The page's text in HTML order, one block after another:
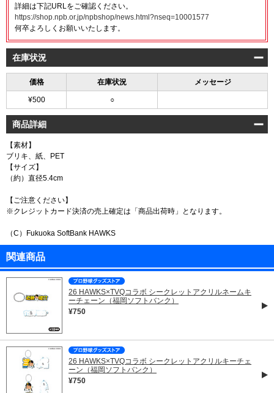
詳細は下記URLをご確認ください。
https://shop.npb.or.jp/npbshop/news.html?nseq=10001577
何卒よろしくお願いいたします。
在庫状況
価格 在庫状況 メッセージ
¥500 ○
商品詳細
【素材】
ブリキ、紙、PET
【サイズ】
（約）直径5.4cm
【ご注意ください】
※クレジットカード決済の売上確定は「商品出荷時」となります。
（C）Fukuoka SoftBank HAWKS
関連商品
26 HAWKS×TVQコラボ シークレットアクリルネームキ
ーチェーン（福岡ソフトバンク）
¥750
26 HAWKS×TVQコラボ シークレットアクリルキーチェ
ーン（福岡ソフトバンク）
¥750